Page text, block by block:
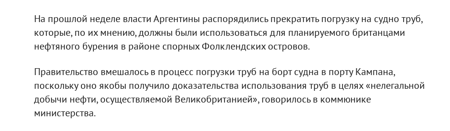
На прошлой неделе власти Аргентины распорядились прекратить погрузку на судно труб,
которые, по их мнению, должны были использоваться для планируемого британцами
нефтяного бурения в районе спорных Фолклендских островов.
Правительство вмешалось в процесс погрузки труб на борт судна в порту Кампана,
поскольку оно якобы получило доказательства использования труб в целях «нелегальной
добычи нефти, осуществляемой Великобританией», говорилось в коммюнике
министерства.